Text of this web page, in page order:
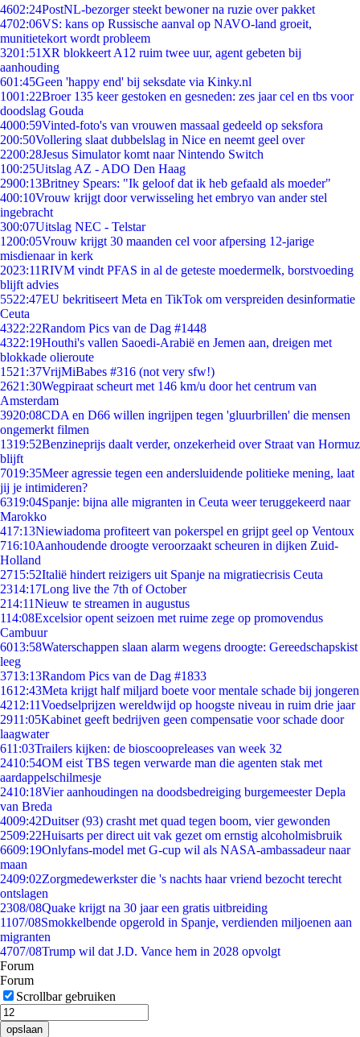
4602:24PostNL-bezorger steekt bewoner na ruzie over pakket
4702:06VS: kans op Russische aanval op NAVO-land groeit,
munitietekort wordt probleem
3201:51 XR blokkeert A12 ruim twee uur, agent gebeten bij
aanhouding
601:45Geen 'happy end' bij seksdate via Kinky.nl
1001:22Broer 135 keer gestoken en gesneden: zes jaar cel en tbs voor
doodslag Gouda
4000:59Vinted-foto's van vrouwen massaal gedeeld op seksfora
200:50Vollering slaat dubbelslag in Nice en neemt geel over
2200:28Jesus Simulator komt naar Nintendo Switch
100:25Uitslag AZ - ADO Den Haag
2900:13Britney Spears: "Ik geloof dat ik heb gefaald als moeder"
400:10Vrouw krijgt door verwisseling het embryo van ander stel
ingebracht
300:07Uitslag NEC - Telstar
1200:05Vrouw krijgt 30 maanden cel voor afpersing 12-jarige
misdienaar in kerk
2023:11RIVM vindt PFAS in al de geteste moedermelk, borstvoeding
blijft advies
5522:47EU bekritiseert Meta en TikTok om verspreiden desinformatie
Ceuta
4322:22Random Pics van de Dag #1448
4322:19Houthi's vallen Saoedi-Arabië en Jemen aan, dreigen met
blokkade olieroute
1521:37VrijMiBabes #316 (not very sfw!)
2621:30Wegpiraat scheurt met 146 km/u door het centrum van
Amsterdam
3920:08CDA en D66 willen ingrijpen tegen 'gluurbrillen' die mensen
ongemerkt filmen
1319:52Benzineprijs daalt verder, onzekerheid over Straat van Hormuz
blijft
7019:35Meer agressie tegen een andersluidende politieke mening, laat
jij je intimideren?
6319:04Spanje: bijna alle migranten in Ceuta weer teruggekeerd naar
Marokko
417:13Niewiadoma profiteert van pokerspel en grijpt geel op Ventoux
716:10Aanhoudende droogte veroorzaakt scheuren in dijken Zuid-
Holland
2715:52Italië hindert reizigers uit Spanje na migratiecrisis Ceuta
2314:17Long live the 7th of October
214:11Nieuw te streamen in augustus
114:08Excelsior opent seizoen met ruime zege op promovendus
Cambuur
6013:58Waterschappen slaan alarm wegens droogte: Gereedschapskist
leeg
3713:13Random Pics van de Dag #1833
1612:43Meta krijgt half miljard boete voor mentale schade bij jongeren
4212:11Voedselprijzen wereldwijd op hoogste niveau in ruim drie jaar
2911:05Kabinet geeft bedrijven geen compensatie voor schade door
laagwater
611:03Trailers kijken: de bioscoopreleases van week 32
2410:54OM eist TBS tegen verwarde man die agenten stak met
aardappelschilmesje
2410:18Vier aanhoudingen na doodsbedreiging burgemeester Depla
van Breda
4009:42Duitser (93) crasht met quad tegen boom, vier gewonden
2509:22Huisarts per direct uit vak gezet om ernstig alcoholmisbruik
6609:19Onlyfans-model met G-cup wil als NASA-ambassadeur naar
maan
2409:02Zorgmedewerkster die 's nachts haar vriend bezocht terecht
ontslagen
2308/08Quake krijgt na 30 jaar een gratis uitbreiding
1107/08Smokkelbende opgerold in Spanje, verdienden miljoenen aan
migranten
4707/08Trump wil dat J.D. Vance hem in 2028 opvolgt
Forum
Forum
Scrollbar gebruiken
opslaan